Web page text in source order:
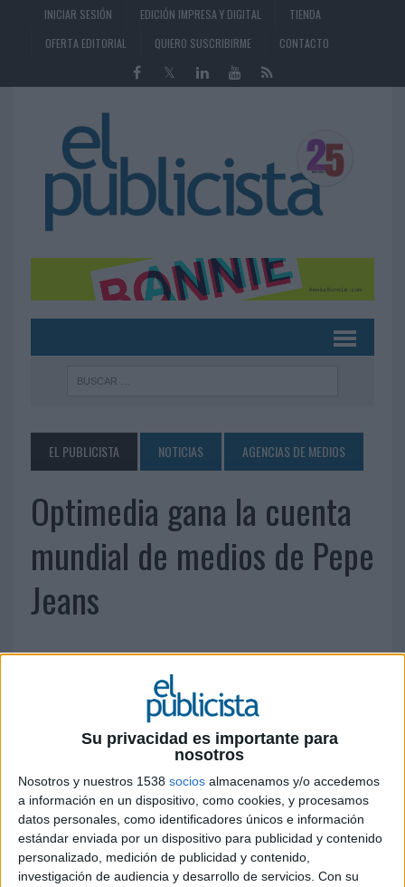
Su privacidad es importante para
nosotros
Nosotros y nuestros 1538 socios almacenamos y/o accedemos
a información en un dispositivo, como cookies, y procesamos
datos personales, como identificadores únicos e información
estándar enviada por un dispositivo para publicidad y contenido
personalizado, medición de publicidad y contenido,
investigación de audiencia y desarrollo de servicios. Con su
INICIAR SESIÓN EDICIÓN IMPRESA Y DIGITAL
TIENDA
OFERTA EDITORIAL
QUIERO SUSCRIBIRME CONTACTO
EL PUBLICISTA NOTICIAS AGENCIAS DE MEDIOS
Optimedia gana la cuenta
mundial de medios de Pepe
Jeans